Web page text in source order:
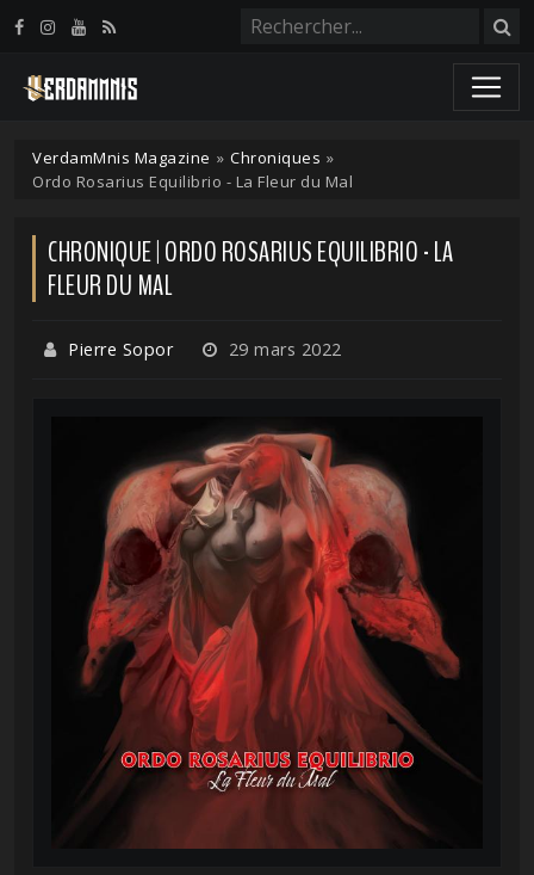
VerdamMnis Magazine » Chroniques »
Ordo Rosarius Equilibrio - La Fleur du Mal
CHRONIQUE | ORDO ROSARIUS EQUILIBRIO - LA
FLEUR DU MAL
Pierre Sopor 29 mars 2022
Panneau de gestion des cookies